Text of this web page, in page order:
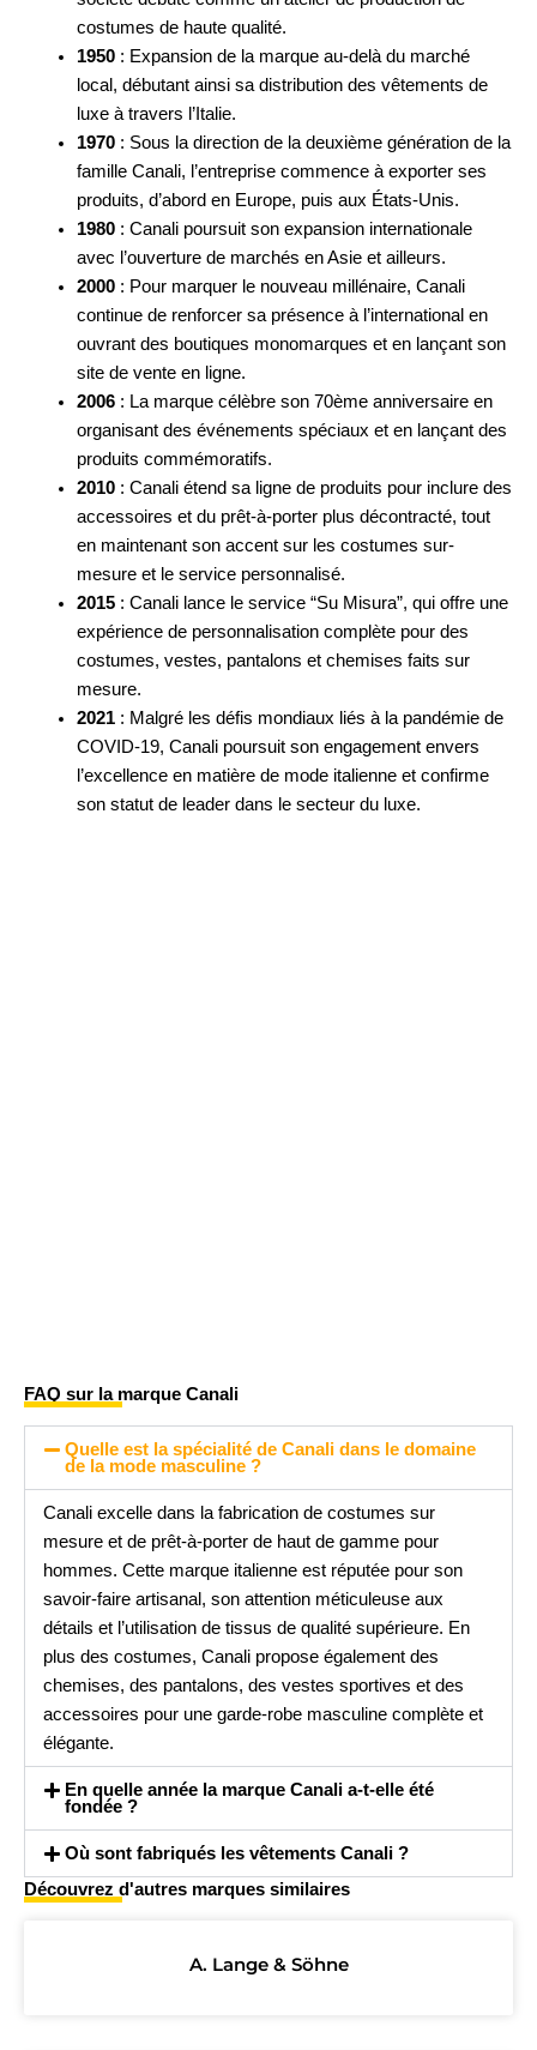
costumes de haute qualité.
1950: Expansion de la marque au-delà du marché
local, débutant ainsi sa distribution des vêtements de
luxe à travers l’Italie.
1970: Sous la direction de la deuxième génération de la
famille Canali, l’entreprise commence à exporter ses
produits, d’abord en Europe, puis aux États-Unis.
1980: Canali poursuit son expansion internationale
avec l’ouverture de marchés en Asie et ailleurs.
2000: Pour marquer le nouveau millénaire, Canali
continue de renforcer sa présence à l’international en
ouvrant des boutiques monomarques et en lançant son
site de vente en ligne.
2006: La marque célèbre son 70ème anniversaire en
organisant des événements spéciaux et en lançant des
produits commémoratifs.
2010: Canali étend sa ligne de produits pour inclure des
accessoires et du prêt-à-porter plus décontracté, tout
en maintenant son accent sur les costumes sur-
mesure et le service personnalisé.
2015: Canali lance le service “Su Misura”, qui offre une
expérience de personnalisation complète pour des
costumes, vestes, pantalons et chemises faits sur
mesure.
2021: Malgré les défis mondiaux liés à la pandémie de
COVID-19, Canali poursuit son engagement envers
l’excellence en matière de mode italienne et confirme
son statut de leader dans le secteur du luxe.
FAQ sur la marque Canali
Quelle est la spécialité de Canali dans le domaine
de la mode masculine ?
Canali excelle dans la fabrication de costumes sur
mesure et de prêt-à-porter de haut de gamme pour
hommes. Cette marque italienne est réputée pour son
savoir-faire artisanal, son attention méticuleuse aux
détails et l’utilisation de tissus de qualité supérieure. En
plus des costumes, Canali propose également des
chemises, des pantalons, des vestes sportives et des
accessoires pour une garde-robe masculine complète et
élégante.
En quelle année la marque Canali a-t-elle été
fondée ?
Où sont fabriqués les vêtements Canali ?
Découvrez d'autres marques similaires
A. Lange & Söhne